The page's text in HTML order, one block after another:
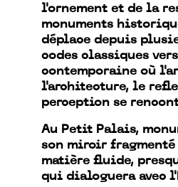
l'ornement et de la
monuments
déplace depuis
codes classiques
contemporaine où
l'architecture, le
perception se
Au Petit Palais,
son miroir fragmenté
matière fluide,
qui dialoguera avec